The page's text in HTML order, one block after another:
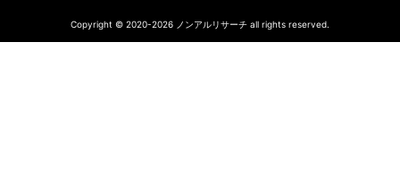
Copyright © 2020-2026 ノンアルリサーチ all rights reserved.